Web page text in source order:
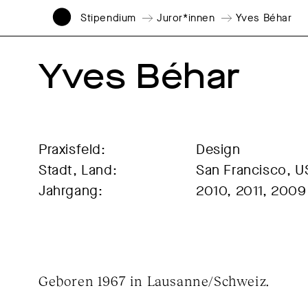
Stipendium Juror*innen Yves Béhar
Yves Béhar
Praxisfeld:
Design
Stadt, Land:
San Francisco,
Jahrgang:
2010, 2011, 2009
Geboren 1967 in Lausanne/Schweiz.